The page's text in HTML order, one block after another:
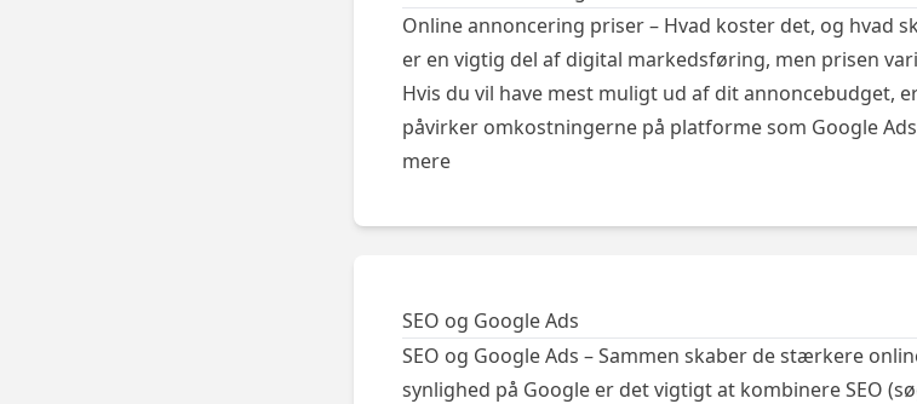
Online annoncering priser – Hvad koster det, og hvad
er en vigtig del af digital markedsføring, men prisen
Hvis du vil have mest muligt ud af dit annoncebudget,
påvirker omkostningerne på platforme som Google
mere
SEO og Google Ads
SEO og Google Ads – Sammen skaber de stærkere
synlighed på Google er det vigtigt at kombinere SEO